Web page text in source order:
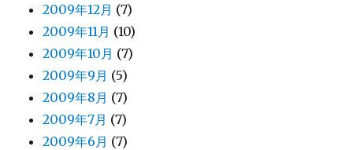
2009年12月 (7)
2009年11月 (10)
2009年10月 (7)
2009年9月 (5)
2009年8月 (7)
2009年7月 (7)
2009年6月 (7)